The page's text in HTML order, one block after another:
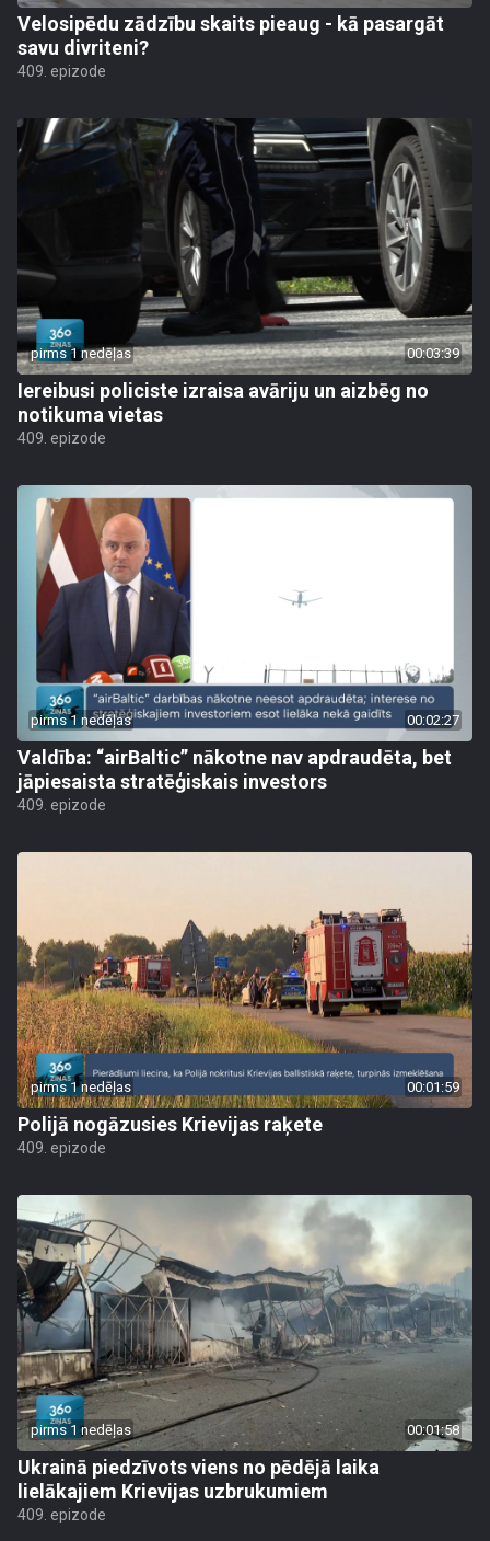
Velosipēdu zādzību skaits pieaug - kā pasargāt
savu divriteni?
409. epizode
pirms 1 nedēļas 00:03:39
Iereibusi policiste izraisa avāriju un aizbēg no
notikuma vietas
409. epizode
pirms 1 nedēļas 00:02:27
Valdība: “airBaltic” nākotne nav apdraudēta, bet
jāpiesaista stratēģiskais investors
409. epizode
pirms 1 nedēļas 00:01:59
Polijā nogāzusies Krievijas raķete
409. epizode
pirms 1 nedēļas 00:01:58
Ukrainā piedzīvots viens no pēdējā laika
lielākajiem Krievijas uzbrukumiem
409. epizode